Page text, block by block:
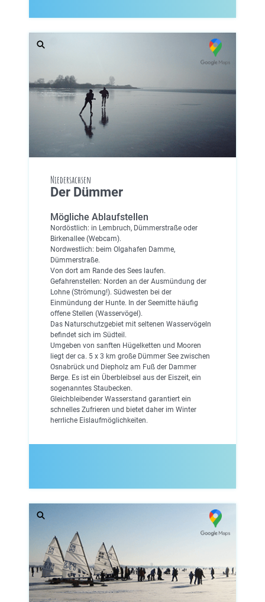
Niedersachsen
Der Dümmer
Mögliche Ablaufstellen
Nordöstlich: in Lembruch, Dümmerstraße oder
Birkenallee (Webcam).
Nordwestlich: beim Olgahafen Damme,
Dümmerstraße.
Von dort am Rande des Sees laufen.
Gefahrenstellen: Norden an der Ausmündung der
Lohne (Strömung!). Südwesten bei der
Einmündung der Hunte. In der Seemitte häufig
offene Stellen (Wasservögel).
Das Naturschutzgebiet mit seltenen Wasservögeln
befindet sich im Südteil.
Umgeben von sanften Hügelketten und Mooren
liegt der ca. 5 x 3 km große Dümmer See zwischen
Osnabrück und Diepholz am Fuß der Dammer
Berge. Es ist ein Überbleibsel aus der Eiszeit, ein
sogenanntes Staubecken.
Gleichbleibender Wasserstand garantiert ein
schnelles Zufrieren und bietet daher im Winter
herrliche Eislaufmöglichkeiten.